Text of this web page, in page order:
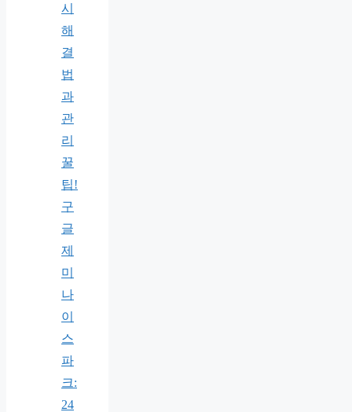
시
해
결
법
과
관
리
꿀
팁!
구
글
제
미
나
이
스
파
크:
24